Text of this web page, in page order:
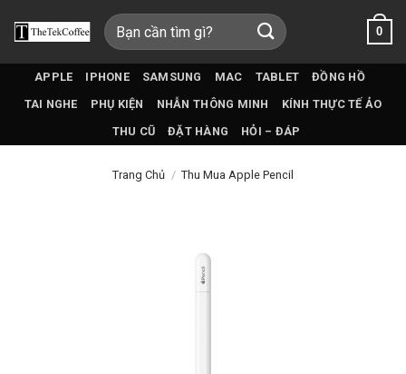
qua
Tìm
kiếm:
0
APPLE IPHONE SAMSUNG MAC TABLET
ĐỒNG HỒ
TAI NGHE
PHỤ KIỆN NHẪN THÔNG MINH
KÍNH THỰC TẾ ẢO
THU CŨ
ĐẶT HÀNG HỎI – ĐÁP
Trang Chủ / Thu Mua Apple Pencil